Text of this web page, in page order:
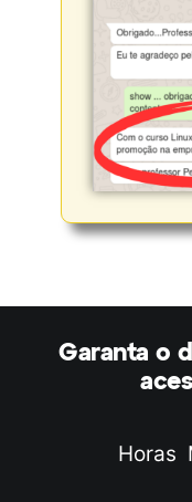
Garanta o
Horas